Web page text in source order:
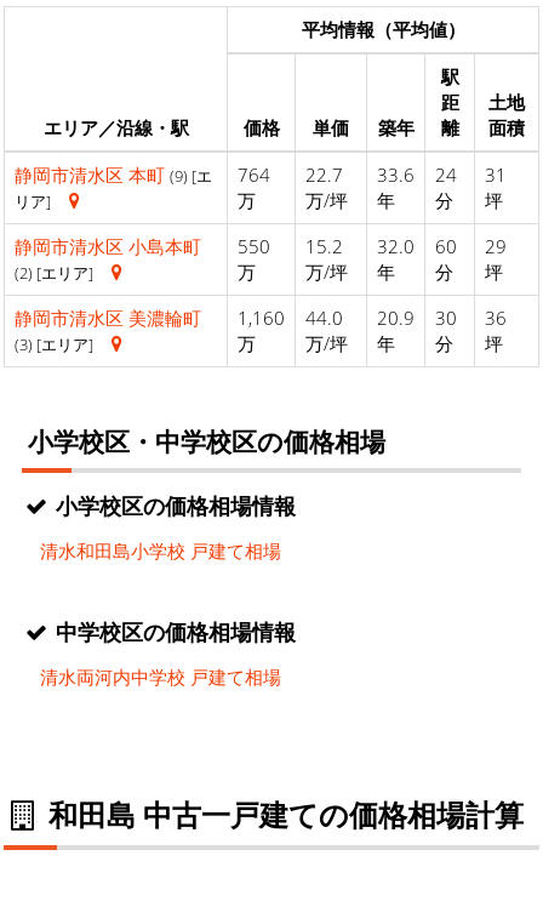
エリア／沿線・駅
平均情報（平均値）
価格 単価 築年
駅
距
離
土地
面積
静岡市清水区 本町 (9) [エ
リア]
764
万
22.7
万/坪
33.6
年
24
分
31
坪
静岡市清水区 小島本町
(2) [エリア]
550
万
15.2
万/坪
32.0
年
60
分
29
坪
静岡市清水区 美濃輪町
(3) [エリア]
1,160
万
44.0
万/坪
20.9
年
30
分
36
坪
小学校区・中学校区の価格相場
小学校区の価格相場情報
清水和田島小学校 戸建て相場
中学校区の価格相場情報
清水両河内中学校 戸建て相場
和田島 中古一戸建ての価格相場計算